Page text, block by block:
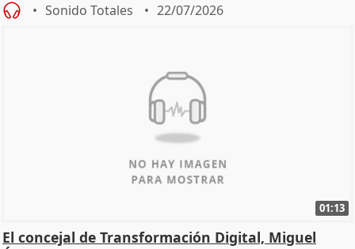
Sonido Totales 22/07/2026
01:13
El concejal de Transformación Digital, Miguel